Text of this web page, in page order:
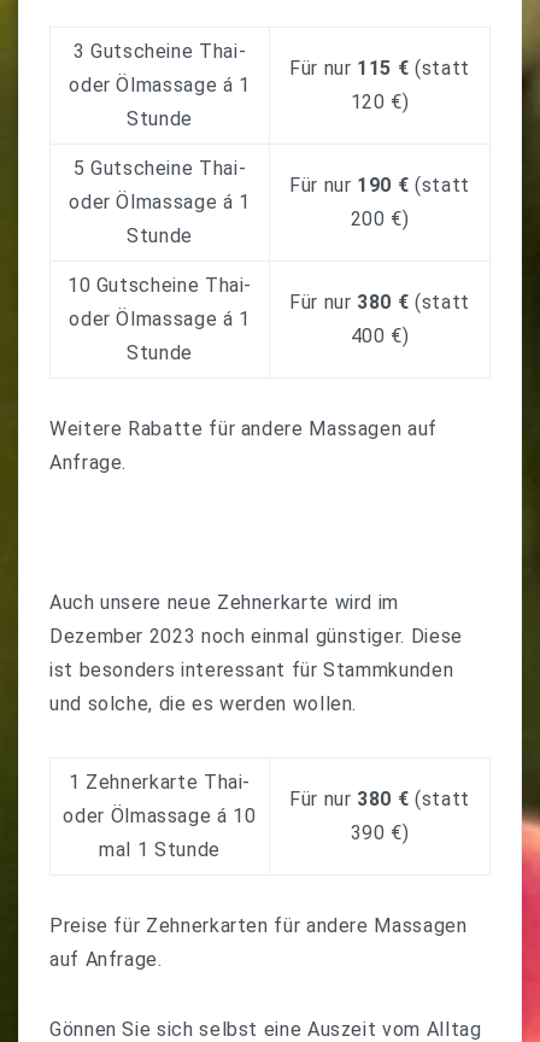
3 Gutscheine Thai-
oder Ölmassage á 1
Stunde
Für nur 115 € (statt
120 €)
5 Gutscheine Thai-
oder Ölmassage á 1
Stunde
Für nur 190 € (statt
200 €)
10 Gutscheine Thai-
oder Ölmassage á 1
Stunde
Für nur 380 € (statt
400 €)
Weitere Rabatte für andere Massagen auf
Anfrage.
Auch unsere neue Zehnerkarte wird im
Dezember 2023 noch einmal günstiger. Diese
ist besonders interessant für Stammkunden
und solche, die es werden wollen.
1 Zehnerkarte Thai-
oder Ölmassageá 10
mal 1 Stunde
Für nur 380 € (statt
390 €)
Preise für Zehnerkarten für andere Massagen
auf Anfrage.
Gönnen Sie sich selbst eine Auszeit vom Alltag